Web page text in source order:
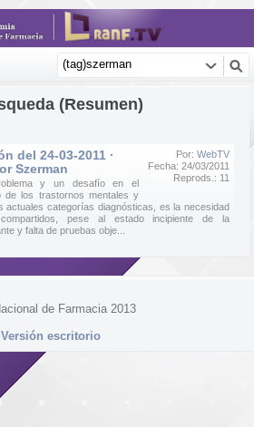
(Resumen)
Por: WebTV
Fecha: 24/03/2011
Reprods.: 11
del 24-03-2011 ·
Szerman
y un desafío en el
de los trastornos mentales y
actuales categorías diagnósticas, es la necesidad
pese al estado incipiente de la
y falta de pruebas obje...
de Farmacia 2013
Versión escritorio